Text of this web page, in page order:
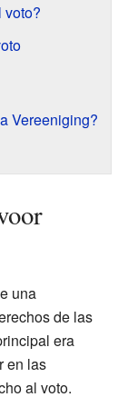
voto?
Vereeniging?
una
de las
era
en las
al voto.